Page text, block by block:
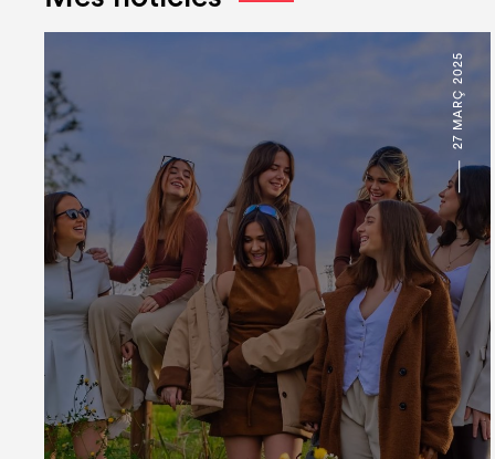
27 MARÇ 2025